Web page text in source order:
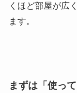
くほど部屋が広
ます。
まずは「使っ